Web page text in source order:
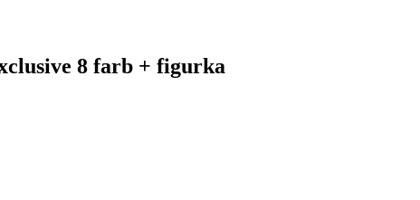
8 farb + figurka